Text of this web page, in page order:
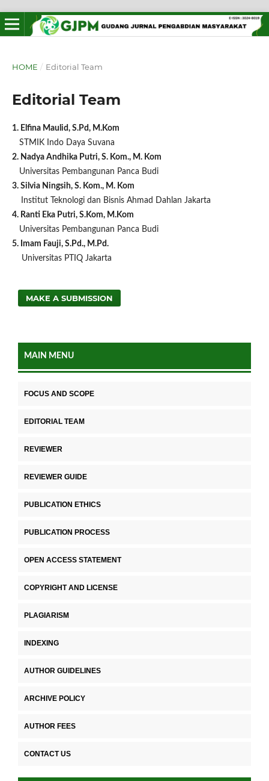
HOME / Editorial Team
Editorial Team
1. Elfina Maulid, S.Pd, M.Kom
STMIK Indo Daya Suvana
2. Nadya Andhika Putri, S. Kom., M. Kom
Universitas Pembangunan Panca Budi
3. Silvia Ningsih, S. Kom., M. Kom
Institut Teknologi dan Bisnis Ahmad Dahlan Jakarta
4. Ranti Eka Putri, S.Kom, M.Kom
Universitas Pembangunan Panca Budi
5. Imam Fauji, S.Pd., M.Pd.
Universitas PTIQ Jakarta
MAKE A SUBMISSION
MAIN MENU
FOCUS AND SCOPE
EDITORIAL TEAM
REVIEWER
REVIEWER GUIDE
PUBLICATION ETHICS
PUBLICATION PROCESS
OPEN ACCESS STATEMENT
COPYRIGHT AND LICENSE
PLAGIARISM
INDEXING
AUTHOR GUIDELINES
ARCHIVE POLICY
AUTHOR FEES
CONTACT US